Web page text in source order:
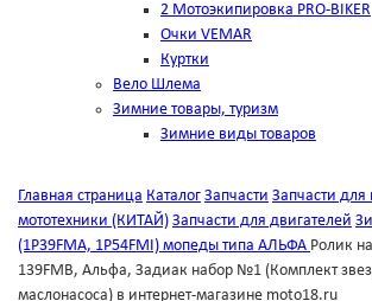
2 Мотоэкипировка PRO-BIKER
Очки VEMAR
Куртки
Вело Шлема
Зимние товары, туризм
Зимние виды товаров
Главная страница Каталог Запчасти Запчасти для
мототехники (КИТАЙ) Запчасти для двигателей
(1Р39FMА, 1Р54FMI) мопеды типа АЛЬФА Ролик
139FMB, Альфа, Задиак набор №1 (Комплект
маслонасоса) в интернет-магазине moto18.ru